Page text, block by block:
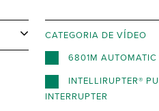
CATEGORIA DE VÍDEO
6801M AUTOMATIC
INTELLIRUPTER®
INTERRUPTER